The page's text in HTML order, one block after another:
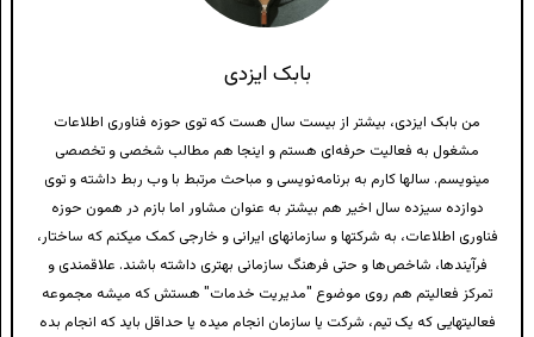
بابک ایزدی
من بابک ایزدی، بیشتر از بیست سال هست که توی حوزه فناوری اطلاعات
مشغول به فعالیت حرفه‌ای هستم و اینجا هم مطالب شخصی و تخصصی
مینویسم. سالها کارم به برنامه‌نویسی و مباحث مرتبط با وب ربط داشته و توی
دوازده سیزده سال اخیر هم بیشتر به عنوان مشاور اما بازم در همون حوزه
فناوری اطلاعات، به شرکتها و سازمانهای ایرانی و خارجی کمک میکنم که ساختار،
فرآیندها، شاخص‌ها و حتی فرهنگ سازمانی بهتری داشته باشند. علاقمندی و
تمرکز فعالیتم هم روی موضوع "مدیریت خدمات" هستش که میشه مجموعه
فعالیتهایی که یک تیم، شرکت یا سازمان انجام میده یا حداقل باید که انجام بده